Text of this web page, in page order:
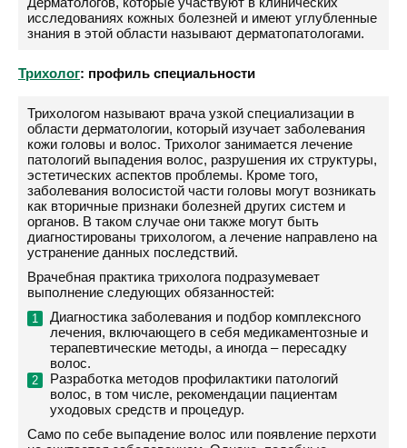
исследованиях кожных болезней и имеют углубленные
знания в этой области называют дерматопатологами.
Трихолог: профиль специальности
Трихологом называют врача узкой специализации в
области дерматологии, который изучает заболевания
кожи головы и волос. Трихолог занимается лечение
патологий выпадения волос, разрушения их структуры,
эстетических аспектов проблемы. Кроме того,
заболевания волосистой части головы могут возникать
как вторичные признаки болезней других систем и
органов. В таком случае они также могут быть
диагностированы трихологом, а лечение направлено на
устранение данных последствий.
Врачебная практика трихолога подразумевает
выполнение следующих обязанностей:
Диагностика заболевания и подбор комплексного
лечения, включающего в себя медикаментозные и
терапевтические методы, а иногда – пересадку
волос.
Разработка методов профилактики патологий
волос, в том числе, рекомендации пациентам
уходовых средств и процедур.
Само по себе выпадение волос или появление перхоти